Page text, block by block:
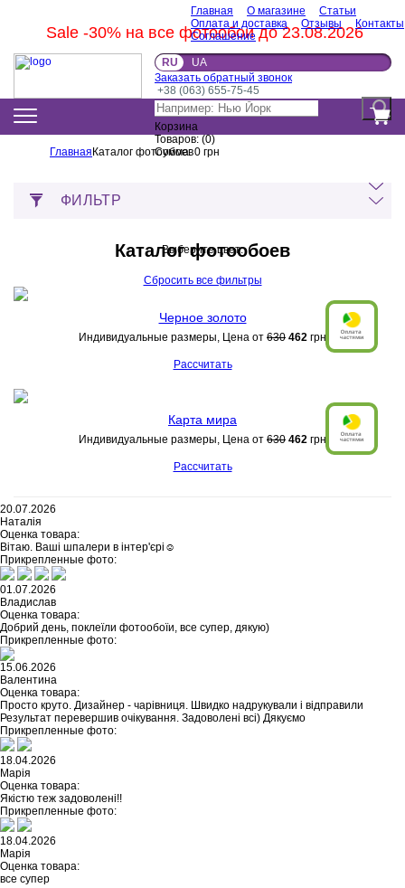
Sale -30% на все фотообои до 23.08.2026
Главная О магазине
Статьи
Оплата и доставка
Отзывы
Контакты
Соглашение
RU
UA
Заказать обратный звонок
+38 (063) 655-75-45
Корзина
Товаров: (0)
Сумма: 0 грн
Главная Каталог фотообоев
ФИЛЬТР
Каталог фотообоев
Выберите цвет:
Сбросить все фильтры
Черное золото
Индивидуальные размеры, Цена от 630 462 грн
Рассчитать
Карта мира
Индивидуальные размеры, Цена от 630 462 грн
Рассчитать
20.07.2026
Наталія
Оценка товара:
Вітаю. Ваші шпалери в інтер'єрі☺️
Прикрепленные фото:
01.07.2026
Владислав
Оценка товара:
Добрий день, поклеїли фотообоїи, все супер, дякую)
Прикрепленные фото:
15.06.2026
Валентина
Оценка товара:
Просто круто. Дизайнер - чарівниця. Швидко надрукували і відправили
Результат перевершив очікування. Задоволені всі) Дякуємо
Прикрепленные фото:
18.04.2026
Марія
Оценка товара:
Якістю теж задоволені!!
Прикрепленные фото:
18.04.2026
Марія
Оценка товара:
все супер